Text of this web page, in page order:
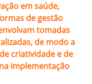
em saúde,
de gestão
tomadas
de modo a
criatividade e de
implementação